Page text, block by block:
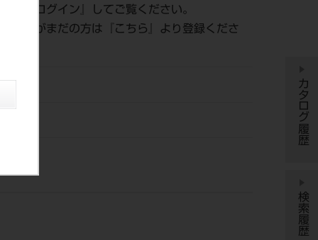
ログイン 』してご覧ください。
登録がまだの方は『
こちら 』より登録くださ
カタログ履歴
検索履歴